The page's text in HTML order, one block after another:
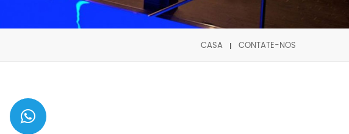
CASA CONTATE-NOS